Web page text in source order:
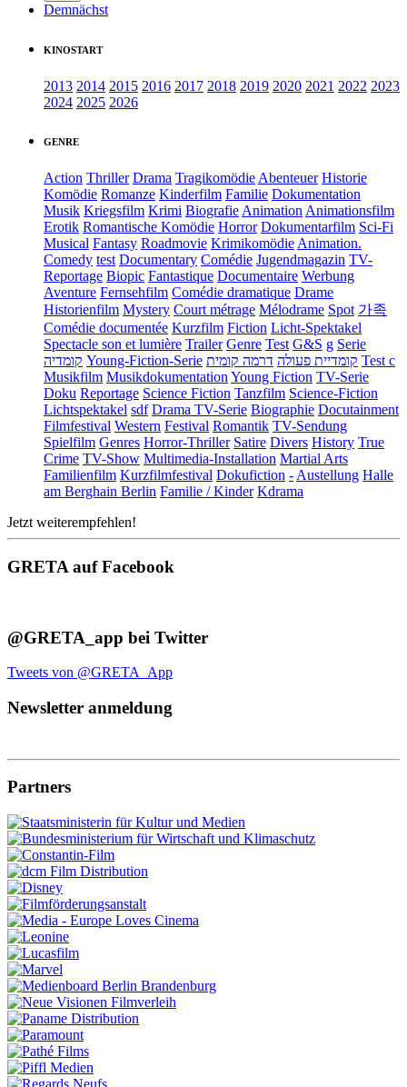
Demnächst
KINOSTART
2013 2014 2015 2016 2017 2018 2019 2020 2021 2022 2023
2024 2025 2026
GENRE
Action Thriller Drama TragikomödieAbenteuer Historie
Komödie Romanze Kinderfilm Familie Dokumentation
Musik Kriegsfilm Krimi BiografieAnimationAnimationsfilm
Erotik Romantische Komödie Horror Dokumentarfilm Sci-Fi
Musical Fantasy Roadmovie KrimikomödieAnimation.
Comedy test Documentary Comédie Jugendmagazin TV-
Reportage Biopic Fantastique Documentaire Werbung
Aventure Fernsehfilm Comédie dramatique Drame
Historienfilm Mystery Court métrage Mélodrame Spot 가족
Comédie documentée Kurzfilm Fiction Licht-Spektakel
Spectacle son et lumière Trailer Genre Test G&S g Serie
קומדיה Young-Fiction-Serie קומדיית פעולה דרמה קומית
Test c
Musikfilm MusikdokumentationYoung Fiction TV-Serie
Doku Reportage Science Fiction Tanzfilm Science-Fiction
Lichtspektakel sdf Drama TV-Serie Biographie Docutainment
Filmfestival Western Festival Romantik TV-Sendung
Spielfilm Genres Horror-Thriller Satire Divers History True
Crime TV-Show Multimedia-Installation Martial Arts
Familienfilm Kurzfilmfestival Dokufiction -Austellung Halle
am Berghain Berlin Familie / Kinder Kdrama
Jetzt weiterempfehlen!
GRETA auf Facebook
@GRETA_app bei Twitter
Tweets von @GRETA_App
Newsletter anmeldung
Partners